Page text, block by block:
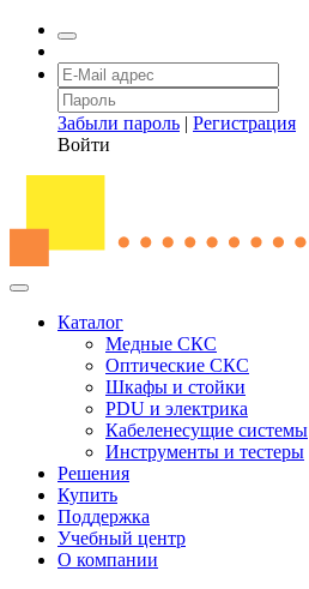
Забыли пароль | Регистрация
Войти
Каталог
Медные СКС
Оптические СКС
Шкафы и стойки
PDU и электрика
Кабеленесущие системы
Инструменты и тестеры
Решения
Купить
Поддержка
Учебный центр
О компании